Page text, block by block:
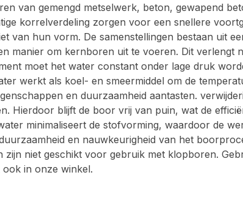
van gemengd metselwerk, beton, gewapend
korrelverdeling zorgen voor een snellere
van hun vorm. De samenstellingen bestaan uit
manier om kernboren uit te voeren. Dit verlengt
moet het water constant onder lage druk
werkt als koel- en smeermiddel om de
en duurzaamheid aantasten.
Hierdoor blijft de boor vrij van puin, wat de
minimaliseert de stofvorming, waardoor de
en nauwkeurigheid van het
niet geschikt voor gebruik met klopboren.
in onze winkel.